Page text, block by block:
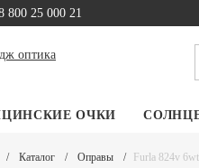
800 25 000 21
ОЧКИ
Каталог Оправы Furla 824v 6wt